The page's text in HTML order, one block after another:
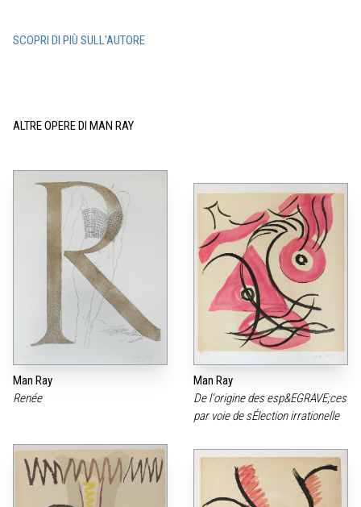
SCOPRI DI PIÙ SULL'AUTORE
ALTRE OPERE DI MAN RAY
Man Ray
Renée
Man Ray
De l‘origine des esp&EGRAVE;ces
par voie de sÉlection irrationelle